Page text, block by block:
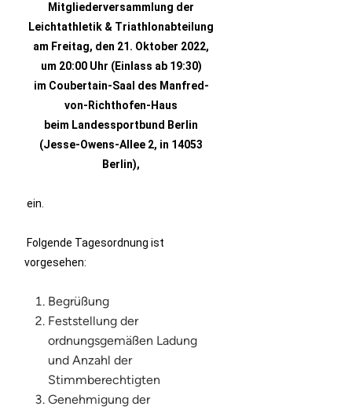
Mitgliederversammlung der
Leichtathletik & Triathlonabteilung
am Freitag, den 21. Oktober 2022,
um 20:00 Uhr (Einlass ab 19:30)
im Coubertain-Saal des Manfred-
von-Richthofen-Haus
beim Landessportbund Berlin
(Jesse-Owens-Allee 2, in 14053
Berlin),
ein.
Folgende Tagesordnung ist
vorgesehen:
Begrüßung
Feststellung der
ordnungsgemäßen Ladung
und Anzahl der
Stimmberechtigten
Genehmigung der